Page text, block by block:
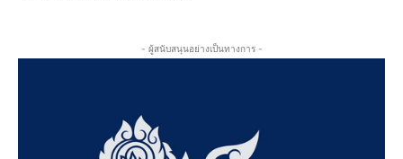
- ผู้สนับสนุนอย่างเป็นทางการ -